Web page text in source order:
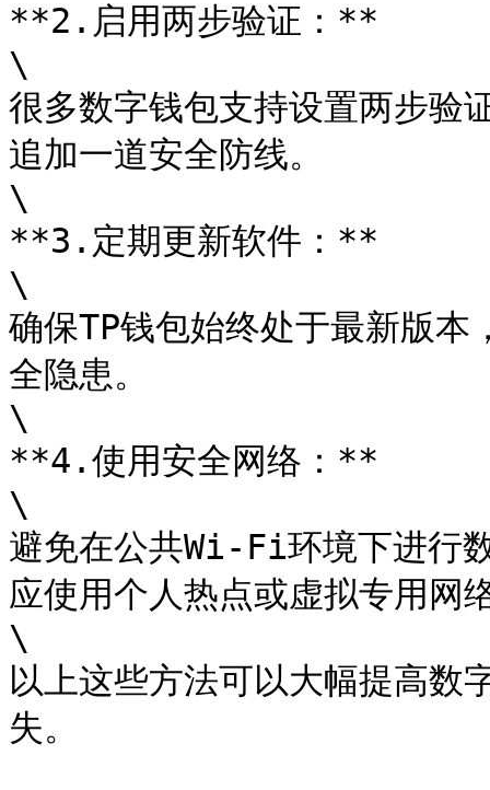
**2.启用两步验证：**
\
很多数字钱包支持设置两步验
追加一道安全防线。
\
**3.定期更新软件：**
\
确保TP钱包始终处于最新版
全隐患。
\
**4.使用安全网络：**
\
避免在公共Wi-Fi环境下进行
应使用个人热点或虚拟专用网
\
以上这些方法可以大幅提高数
失。